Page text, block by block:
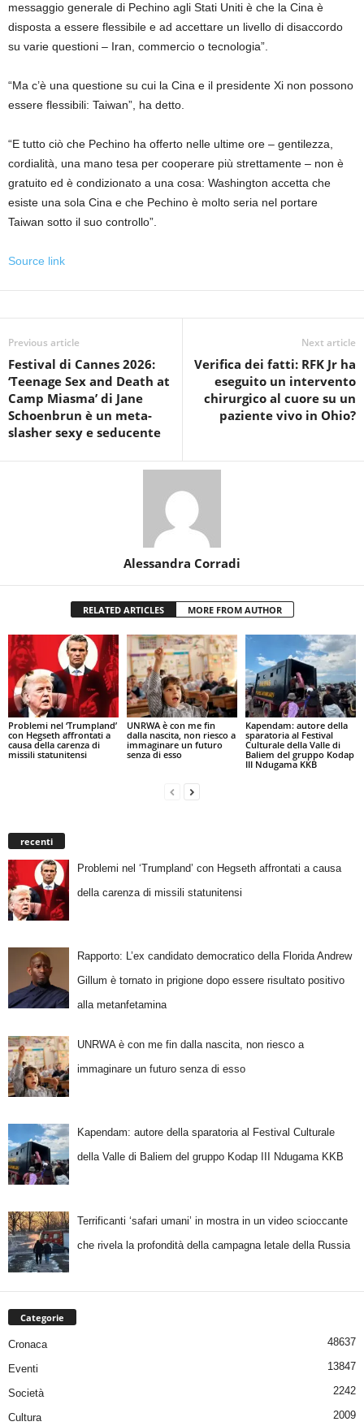
messaggio generale di Pechino agli Stati Uniti è che la Cina è
disposta a essere flessibile e ad accettare un livello di disaccordo
su varie questioni – Iran, commercio o tecnologia”.
“Ma c’è una questione su cui la Cina e il presidente Xi non possono
essere flessibili: Taiwan”, ha detto.
“E tutto ciò che Pechino ha offerto nelle ultime ore – gentilezza,
cordialità, una mano tesa per cooperare più strettamente – non è
gratuito ed è condizionato a una cosa: Washington accetta che
esiste una sola Cina e che Pechino è molto seria nel portare
Taiwan sotto il suo controllo”.
Source link
Previous article
Festival di Cannes 2026:
‘Teenage Sex and Death at
Camp Miasma’ di Jane
Schoenbrun è un meta-
slasher sexy e seducente
Next article
Verifica dei fatti: RFK Jr ha
eseguito un intervento
chirurgico al cuore su un
paziente vivo in Ohio?
Alessandra Corradi
RELATED ARTICLES MORE FROM AUTHOR
Problemi nel ‘Trumpland’
con Hegseth affrontati a
causa della carenza di
missili statunitensi
UNRWA è con me fin
dalla nascita, non riesco a
immaginare un futuro
senza di esso
Kapendam: autore della
sparatoria al Festival
Culturale della Valle di
Baliem del gruppo Kodap
III Ndugama KKB
recenti
Problemi nel ‘Trumpland’ con Hegseth affrontati a causa
della carenza di missili statunitensi
Rapporto: L’ex candidato democratico della Florida Andrew
Gillum è tornato in prigione dopo essere risultato positivo
alla metanfetamina
UNRWA è con me fin dalla nascita, non riesco a
immaginare un futuro senza di esso
Kapendam: autore della sparatoria al Festival Culturale
della Valle di Baliem del gruppo Kodap III Ndugama KKB
Terrificanti ‘safari umani’ in mostra in un video scioccante
che rivela la profondità della campagna letale della Russia
Categorie
Cronaca 48637
Eventi 13847
Società 2242
Cultura 2009